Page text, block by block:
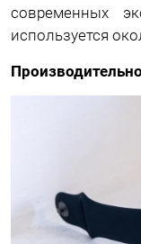
современных
используется